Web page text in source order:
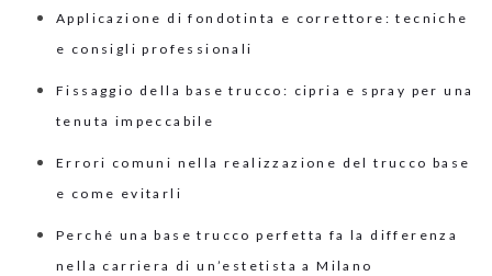
Applicazione di fondotinta e correttore: tecniche
e consigli professionali
Fissaggio della base trucco: cipria e spray per una
tenuta impeccabile
Errori comuni nella realizzazione del trucco base
e come evitarli
Perché una base trucco perfetta fa la differenza
nella carriera di un’estetista a Milano